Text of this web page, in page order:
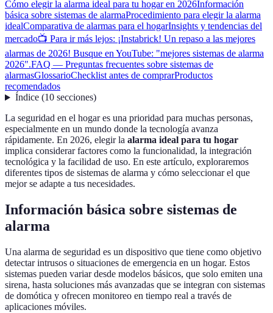
Cómo elegir la alarma ideal para tu hogar en 2026Información
básica sobre sistemas de alarmaProcedimiento para elegir la alarma
idealComparativa de alarmas para el hogarInsights y tendencias del
mercado📺 Para ir más lejos: ¡Instabrick! Un repaso a las mejores
alarmas de 2026! Busque en YouTube: "mejores sistemas de alarma
2026".FAQ — Preguntas frecuentes sobre sistemas de
alarmasGlossarioChecklist antes de comprarProductos
recomendados
Índice(10 secciones)
La seguridad en el hogar es una prioridad para muchas personas,
especialmente en un mundo donde la tecnología avanza
rápidamente. En 2026, elegir la alarma ideal para tu hogar
implica considerar factores como la funcionalidad, la integración
tecnológica y la facilidad de uso. En este artículo, exploraremos
diferentes tipos de sistemas de alarma y cómo seleccionar el que
mejor se adapte a tus necesidades.
Información básica sobre sistemas de
alarma
Una alarma de seguridad es un dispositivo que tiene como objetivo
detectar intrusos o situaciones de emergencia en un hogar. Estos
sistemas pueden variar desde modelos básicos, que solo emiten una
sirena, hasta soluciones más avanzadas que se integran con sistemas
de domótica y ofrecen monitoreo en tiempo real a través de
aplicaciones móviles.